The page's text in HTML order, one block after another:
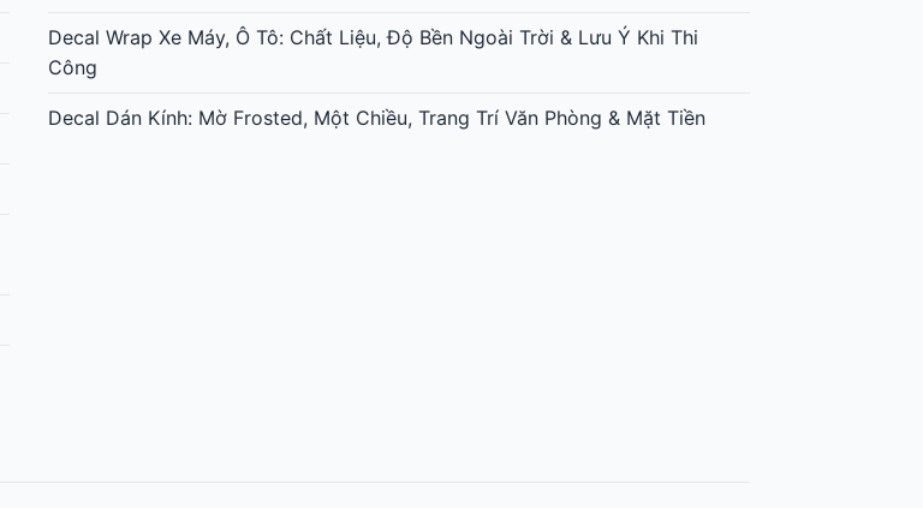
Decal Wrap Xe Máy, Ô Tô: Chất Liệu, Độ Bền Ngoài Trời & Lưu Ý Khi Thi
Công
Decal Dán Kính: Mờ Frosted, Một Chiều, Trang Trí Văn Phòng & Mặt Tiền